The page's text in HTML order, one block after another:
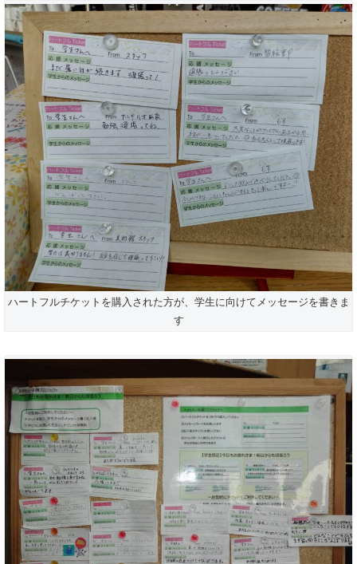
ハートフルチケットを購入された方が、学生に向けてメッセージを書きま
す